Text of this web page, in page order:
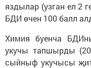
яздылар (узган ел 2
БДИ өчен 100 балл
Химия буенча
укучы тапшырды
сыйныф укучысы